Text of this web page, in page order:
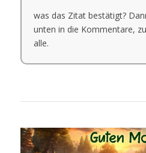
was das Zitat bestätigt?
unten in die Kommentare,
alle.